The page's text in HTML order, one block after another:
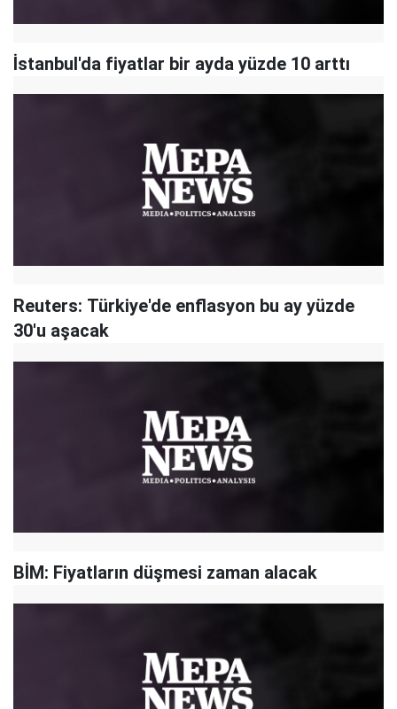
İstanbul'da fiyatlar bir ayda yüzde 10 arttı
Reuters: Türkiye'de enflasyon bu ay yüzde
30'u aşacak
BİM: Fiyatların düşmesi zaman alacak